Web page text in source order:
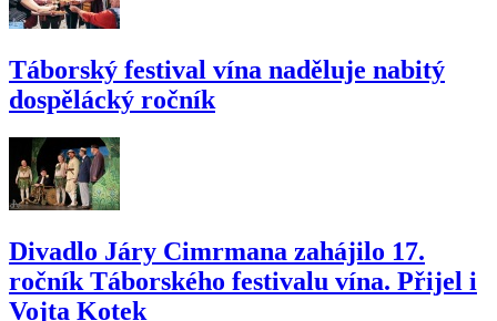
Táborský festival vína naděluje nabitý
dospělácký ročník
Divadlo Járy Cimrmana zahájilo 17.
ročník Táborského festivalu vína. Přijel i
Vojta Kotek